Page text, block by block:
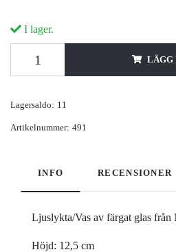
I lager.
LÄGG
Lagersaldo: 11
Artikelnummer: 491
INFO RECENSIONER
Ljuslykta/Vas av färgat glas från
Höjd: 12,5 cm